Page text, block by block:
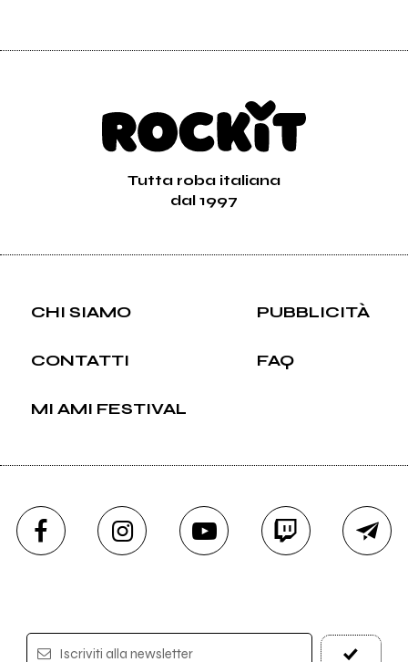
Tutta roba italiana
dal 1997
CHI SIAMO PUBBLICITÀ
CONTATTI FAQ
MI AMI FESTIVAL
Iscriviti alla newsletter